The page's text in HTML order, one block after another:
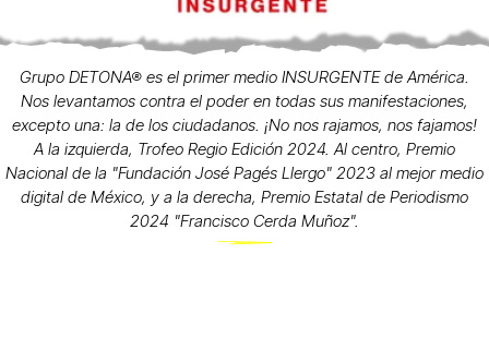
Grupo DETONA® es el primer medio INSURGENTE de América.
Nos levantamos contra el poder en todas sus manifestaciones,
excepto una: la de los ciudadanos. ¡No nos rajamos, nos fajamos!
A la izquierda, Trofeo Regio Edición 2024. Al centro, Premio
Nacional de la "Fundación José Pagés Llergo" 2023 al mejor medio
digital de México, y a la derecha, Premio Estatal de Periodismo
2024 "Francisco Cerda Muñoz".